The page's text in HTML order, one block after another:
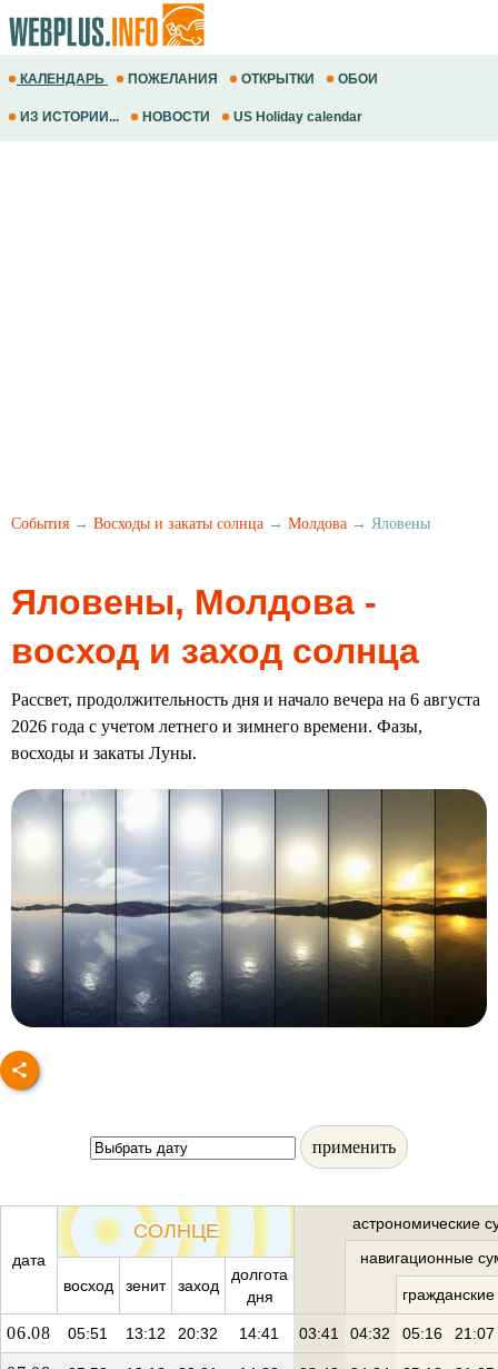
КАЛЕНДАРЬ ПОЖЕЛАНИЯ ОТКРЫТКИ ОБОИ
ИЗ ИСТОРИИ... НОВОСТИ US Holiday calendar
События → Восходы и закаты солнца → Молдова → Яловены
Яловены, Молдова -
восход и заход солнца
Рассвет, продолжительность дня и начало вечера на 6 августа
2026 года с учетом летнего и зимнего времени. Фазы,
восходы и закаты Луны.
применить
дата
СОЛНЦЕ
астрономические
навигационные
восход
зенит заход
долгота
дня
гражданские
06.08 05:51 13:12 20:32 14:41 03:41 04:32 05:16 21:07